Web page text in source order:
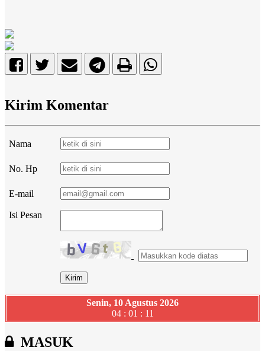
Kirim Komentar
Nama
No. Hp
E-mail
Isi Pesan
Senin, 10 Agustus 2026
04 : 01 : 12
MASUK